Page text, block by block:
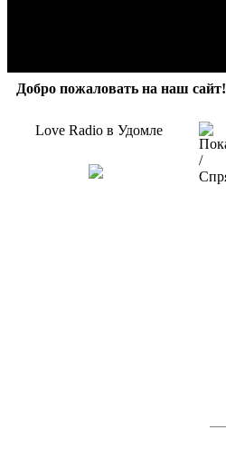
Добро пожаловать на наш сайт!
Love Radio в Удомле